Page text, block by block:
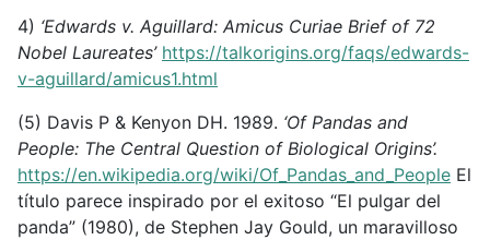
4) ‘Edwards v. Aguillard: Amicus Curiae Brief of 72
Nobel Laureates’ https://talkorigins.org/faqs/edwards-
v-aguillard/amicus1.html
(5) Davis P & Kenyon DH. 1989. ‘Of Pandas and
People: The Central Question of Biological Origins’.
https://en.wikipedia.org/wiki/Of_Pandas_and_People El
título parece inspirado por el exitoso “El pulgar del
panda” (1980), de Stephen Jay Gould, un maravilloso